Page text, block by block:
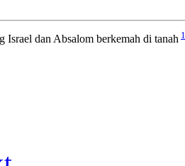
Israel dan Absalom berkemah di tanah 1